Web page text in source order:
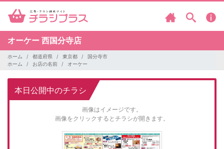
オーケー 西国分寺店
ホーム 都道府県 東京都
国分寺市
ホーム
お店の名前 オーケー
本日公開中のチラシ
画像はイメージです。
画像をクリックするとチラシが開きます。